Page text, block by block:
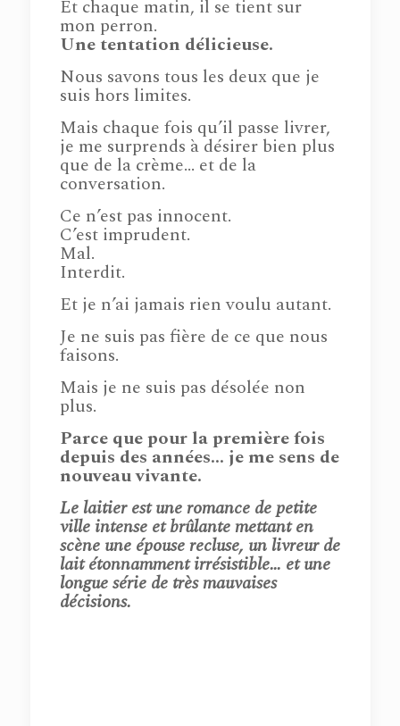
Et chaque matin, il se tient sur
mon perron.
Une tentation délicieuse.
Nous savons tous les deux que je
suis hors limites.
Mais chaque fois qu’il passe livrer,
je me surprends à désirer bien plus
que de la crème… et de la
conversation.
Ce n’est pas innocent.
C’est imprudent.
Mal.
Interdit.
Et je n’ai jamais rien voulu autant.
Je ne suis pas fière de ce que nous
faisons.
Mais je ne suis pas désolée non
plus.
Parce que pour la première fois
depuis des années… je me sens de
nouveau vivante.
Le laitier est une romance de petite
ville intense et brûlante mettant en
scène une épouse recluse, un livreur de
lait étonnamment irrésistible… et une
longue série de très mauvaises
décisions.